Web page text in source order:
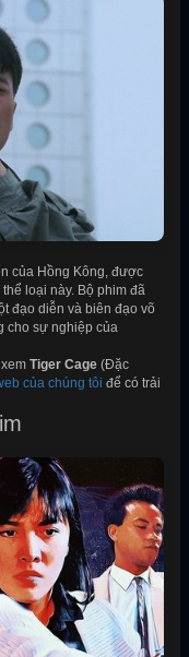
của Hồng Kông, được
loại này. Bộ phim đã
đạo diễn và biên đạo võ
cho sự nghiệp của
Tiger Cage (Đặc
của chúng tôi để có trải